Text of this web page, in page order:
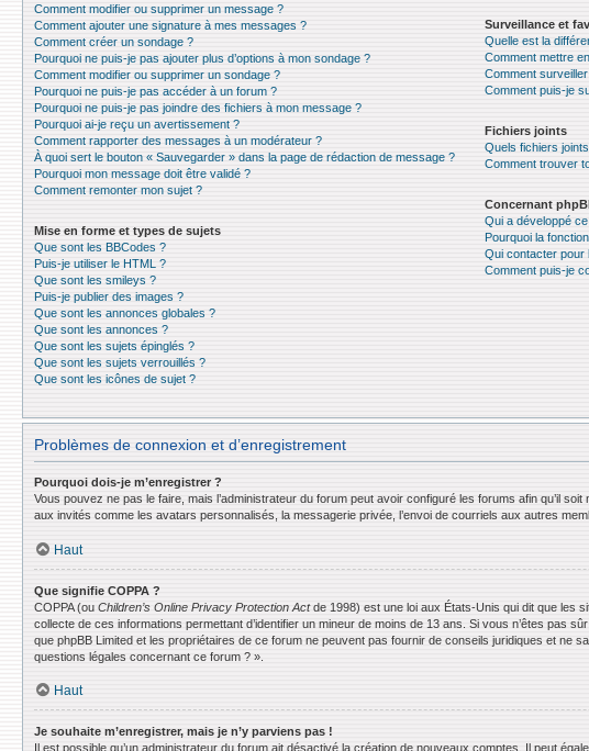
Comment modifier ou supprimer un message ?
Comment ajouter une signature à mes messages ?
Comment créer un sondage ?
Pourquoi ne puis-je pas ajouter plus d’options à mon sondage ?
Comment modifier ou supprimer un sondage ?
Pourquoi ne puis-je pas accéder à un forum ?
Pourquoi ne puis-je pas joindre des fichiers à mon message ?
Pourquoi ai-je reçu un avertissement ?
Comment rapporter des messages à un modérateur ?
À quoi sert le bouton « Sauvegarder » dans la page de rédaction de message ?
Pourquoi mon message doit être validé ?
Comment remonter mon sujet ?
Mise en forme et types de sujets
Que sont les BBCodes ?
Puis-je utiliser le HTML ?
Que sont les smileys ?
Puis-je publier des images ?
Que sont les annonces globales ?
Que sont les annonces ?
Que sont les sujets épinglés ?
Que sont les sujets verrouillés ?
Que sont les icônes de sujet ?
Surveillance et
Quelle est la
Comment mettre
Comment
Comment puis-je
Fichiers joints
Quels fichiers
Comment trouver
Concernant
Qui a développé
Pourquoi la
Qui contacter pour
Comment puis-je
Problèmes de connexion et d’enregistrement
Pourquoi dois-je m’enregistrer ?
Vous pouvez ne pas le faire, mais l’administrateur du forum peut avoir configuré les forums afin qu’il
aux invités comme les avatars personnalisés, la messagerie privée, l’envoi de courriels aux autres
Haut
Que signifie COPPA ?
COPPA (ou Children’s Online Privacy Protection Actde 1998) est une loi aux États-Unis qui dit que les
collecte de ces informations permettant d’identifier un mineur de moins de 13 ans. Si vous n’êtes pas
que phpBB Limited et les propriétaires de ce forum ne peuvent pas fournir de conseils juridiques et ne
questions légales concernant ce forum ? ».
Haut
Je souhaite m’enregistrer, mais je n’y parviens pas !
Il est possible qu’un administrateur du forum ait désactivé la création de nouveaux comptes. Il peut